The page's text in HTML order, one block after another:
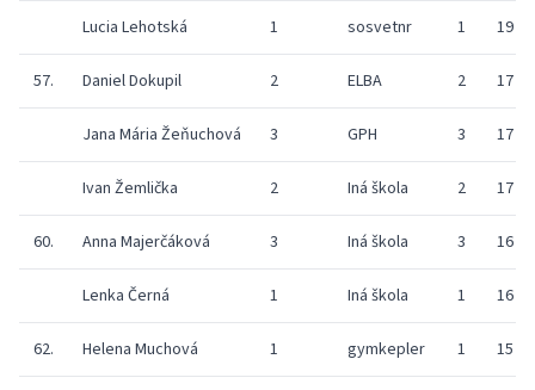
Lucia Lehotská 1 sosvetnr 1 19
57. Daniel Dokupil 2 ELBA 2 17
Jana Mária Žeňuchová 3 GPH 3 17
Ivan Žemlička 2 Iná škola 2 17
60. Anna Majerčáková 3 Iná škola 3 16
Lenka Černá 1 Iná škola 1 16
62. Helena Muchová 1 gymkepler 1 15